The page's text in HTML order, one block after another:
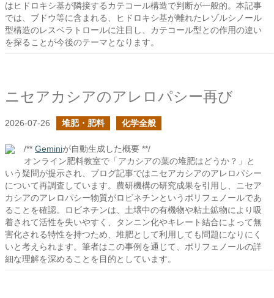
はヒドロキシ基が隣接するカテコール構造で判断が一般的。本記事
では、ブドウ等に含まれる、ヒドロキシ基が離れたレゾルシノール
型構造のレスベラトロールに注目し、カテコール型との作用の違い
を探ることが今後のテーマとなります。
ニセアカシアのアレロパシー再び
2026-07-26 堆肥・肥料 化学全般
/** Geminiが自動生成した概要 **/
オンライン肥料教室で「アカシアの葉の堆肥はどうか？」と
いう疑問が提示され、ブログ記事ではニセアカシアのアレロパシー
について再調査しています。農研機構の研究成果を引用し、ニセア
カシアのアレロパシー物質がロビネチンというポリフェノールであ
ることを確認。ロビネチンは、土壌中の有機物や粘土鉱物により吸
着されて活性を失いやすく、タンニン化やキレート結合によって無
害化される特性を持つため、堆肥として利用しても問題になりにく
いと考えられます。筆者はこの事例を通じて、ポリフェノールの詳
細な理解を深めることを目的としています。